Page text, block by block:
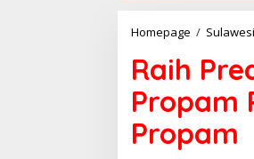
Homepage /
Raih
Propam
Propam